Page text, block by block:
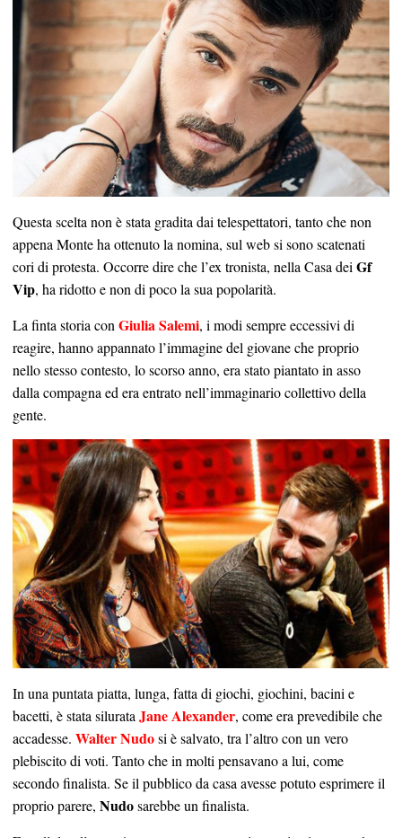
Questa scelta non è stata gradita dai telespettatori, tanto che non
appena Monte ha ottenuto la nomina, sul web si sono scatenati
cori di protesta. Occorre dire che l’ex tronista, nella Casa dei Gf
Vip, ha ridotto e non di poco la sua popolarità.
La finta storia con Giulia Salemi, i modi sempre eccessivi di
reagire, hanno appannato l’immagine del giovane che proprio
nello stesso contesto, lo scorso anno, era stato piantato in asso
dalla compagna ed era entrato nell’immaginario collettivo della
gente.
In una puntata piatta, lunga, fatta di giochi, giochini, bacini e
bacetti, è stata silurata Jane Alexander, come era prevedibile che
accadesse. Walter Nudosi è salvato, tra l’altro con un vero
plebiscito di voti. Tanto che in molti pensavano a lui, come
secondo finalista. Se il pubblico da casa avesse potuto esprimere il
proprio parere, Nudosarebbe un finalista.